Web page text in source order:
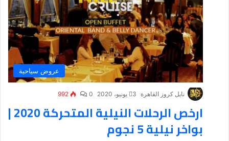
عروض سياحية
نايل كروز القاهرة 3 يونيو، 2020 0
992
ارخص الرحلات النيلية المتحركة 2020 |
بواخر نيلية 5 نجوم